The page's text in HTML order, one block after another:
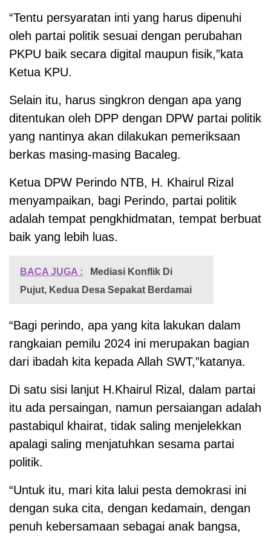
“Tentu persyaratan inti yang harus dipenuhi
oleh partai politik sesuai dengan perubahan
PKPU baik secara digital maupun fisik,”kata
Ketua KPU.
Selain itu, harus singkron dengan apa yang
ditentukan oleh DPP dengan DPW partai politik
yang nantinya akan dilakukan pemeriksaan
berkas masing-masing Bacaleg.
Ketua DPW Perindo NTB, H. Khairul Rizal
menyampaikan, bagi Perindo, partai politik
adalah tempat pengkhidmatan, tempat berbuat
baik yang lebih luas.
BACA JUGA :
Mediasi Konflik Di
Pujut, Kedua Desa Sepakat Berdamai
“Bagi perindo, apa yang kita lakukan dalam
rangkaian pemilu 2024 ini merupakan bagian
dari ibadah kita kepada Allah SWT,”katanya.
Di satu sisi lanjut H.Khairul Rizal, dalam partai
itu ada persaingan, namun persaiangan adalah
pastabiqul khairat, tidak saling menjelekkan
apalagi saling menjatuhkan sesama partai
politik.
“Untuk itu, mari kita lalui pesta demokrasi ini
dengan suka cita, dengan kedamain, dengan
penuh kebersamaan sebagai anak bangsa,